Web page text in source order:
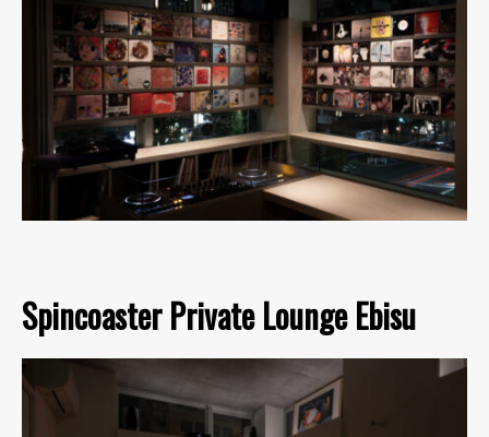
Spincoaster Private Lounge Ebisu